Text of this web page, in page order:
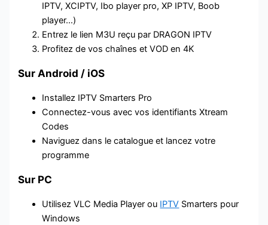
IPTV, XCIPTV, Ibo player pro, XP IPTV, Boob
player…)
Entrez le lien M3U reçu par DRAGON IPTV
Profitez de vos chaînes et VOD en 4K
Sur Android / iOS
Installez IPTV Smarters Pro
Connectez-vous avec vos identifiants Xtream
Codes
Naviguez dans le catalogue et lancez votre
programme
Sur PC
Utilisez VLC Media Player ou IPTV Smarters pour
Windows